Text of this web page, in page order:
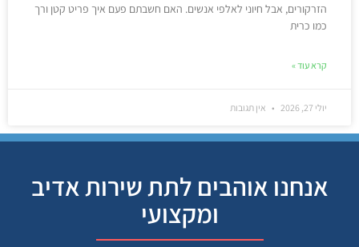
הזרקורים, אבל חיוני לאלפי אנשים. האם חשבתם פעם איך פריט קטן ורך
כמו כרית
קרא עוד »
יולי 27, 2026 אין תגובות
אנחנו אוהבים לתת שירות אדיב
ומקצועי